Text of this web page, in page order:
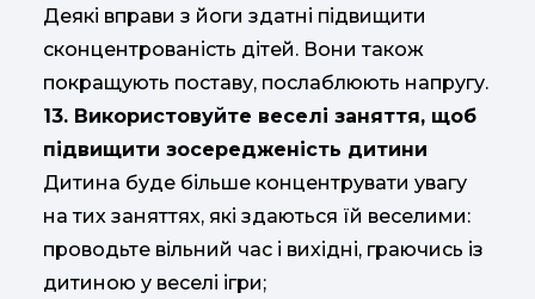
Деякі вправи з йоги здатні підвищити
сконцентрованість дітей. Вони також
покращують поставу, послаблюють напругу.
13. Використовуйте веселі заняття, щоб
підвищити зосередженість дитини
Дитина буде більше концентрувати увагу
на тих заняттях, які здаються їй веселими:
проводьте вільний час і вихідні, граючись із
дитиною у веселі ігри;